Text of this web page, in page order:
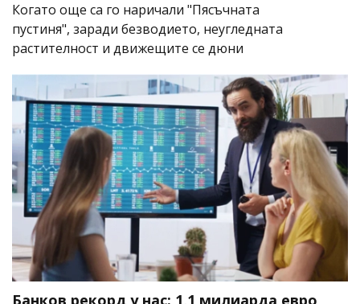
Когато още са го наричали "Пясъчната
пустиня", заради безводието, неугледната
растителност и движещите се дюни
Банков рекорд у нас: 1,1 милиарда евро